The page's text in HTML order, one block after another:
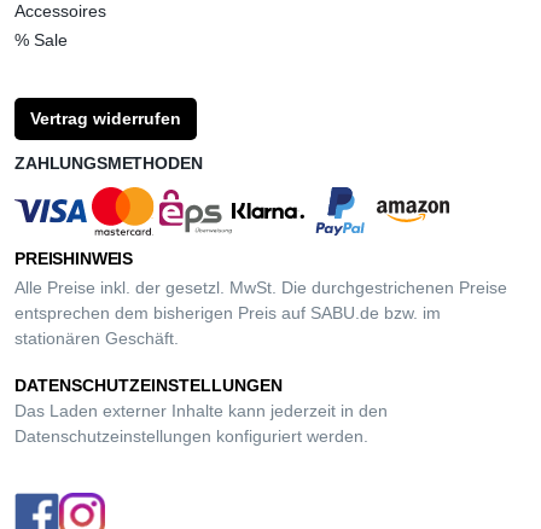
Accessoires
% Sale
Vertrag widerrufen
ZAHLUNGSMETHODEN
PREISHINWEIS
Alle Preise inkl. der gesetzl. MwSt. Die durchgestrichenen Preise
entsprechen dem bisherigen Preis auf SABU.de bzw. im
stationären Geschäft.
DATENSCHUTZEINSTELLUNGEN
Das Laden externer Inhalte kann jederzeit in den
Datenschutzeinstellungen konfiguriert werden.